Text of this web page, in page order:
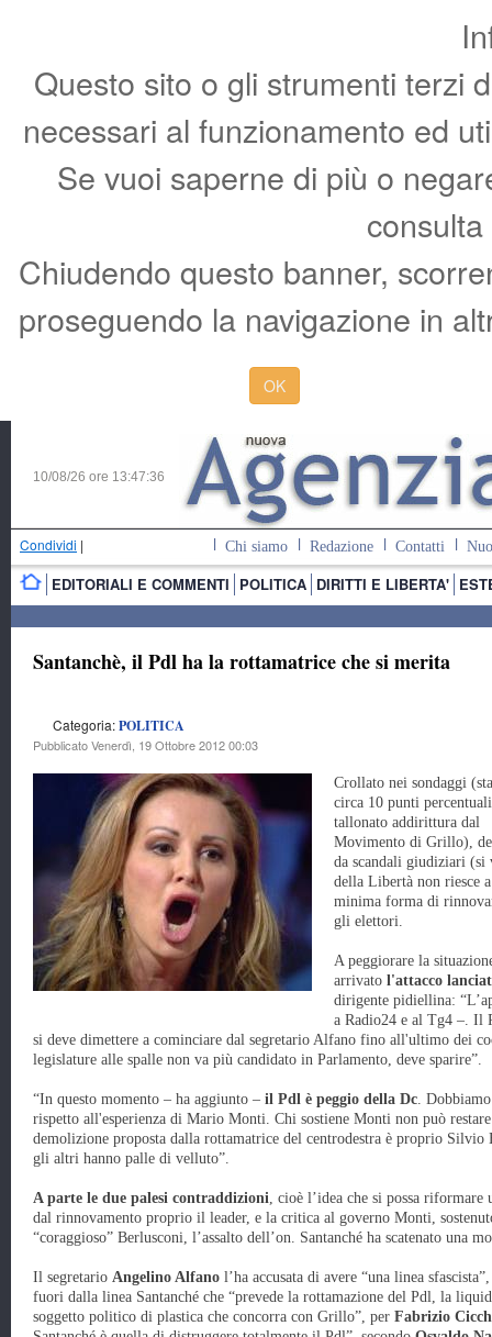
Questo sito o gli strumenti terzi
necessari al funzionamento ed
Se vuoi saperne di più o
Chiudendo questo banner,
proseguendo la navigazione in
OK
10/08/26 ore 13:47:37
Condividi | Chi siamo Redazione Contatti
EDITORIALI E COMMENTI POLITICA DIRITTI E LIBERTA'
Santanchè, il Pdl ha la rottamatrice che si merita
Categoria:POLITICA
Pubblicato Venerdì, 19 Ottobre 2012 00:03
Crollato nei sondaggi
circa 10 punti
tallonato addirittura dal
Movimento di Grillo),
da scandali giudiziari
della Libertà non riesce
minima forma di
gli elettori.
A peggiorare la
arrivato l'attacco
dirigente pidiellina:
a Radio24 e al Tg4 –. Il
si deve dimettere a cominciare dal segretario Alfano fino all'ultimo dei
legislature alle spalle non va più candidato in Parlamento, deve sparire”.
“In questo momento – ha aggiunto – il Pdl è peggio della Dc.
rispetto all'esperienza di Mario Monti. Chi sostiene Monti non può
demolizione proposta dalla rottamatrice del centrodestra è proprio Silvio
gli altri hanno palle di velluto”.
A parte le due palesi contraddizioni, cioè l’idea che si possa riformare
dal rinnovamento proprio il leader, e la critica al governo Monti,
“coraggioso” Berlusconi, l’assalto dell’on. Santanché ha scatenato una
Il segretario Angelino Alfano l’ha accusata di avere “una linea
fuori dalla linea Santanché che “prevede la rottamazione del Pdl, la
soggetto politico di plastica che concorra con Grillo”, per Fabrizio